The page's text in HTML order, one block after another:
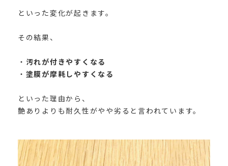
といった変化が起きます。
その結果、
・ 汚れが付きやすくなる
・ 塗膜が摩耗しやすくなる
といった理由から、
艶ありよりも耐久性がやや劣ると言われています。